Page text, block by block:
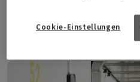
Produktdetails
Cookie-Einstellungen